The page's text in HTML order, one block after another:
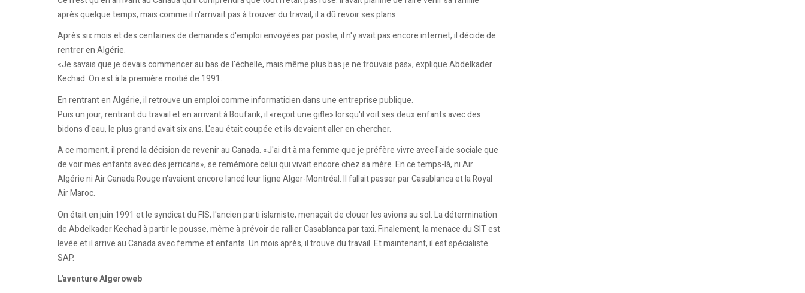
après quelque temps, mais comme il n'arrivait pas à trouver du travail, il a dû revoir ses plans.
Après six mois et des centaines de demandes d'emploi envoyées par poste, il n'y avait pas encore internet, il décide de
rentrer en Algérie.
«Je savais que je devais commencer au bas de l'échelle, mais même plus bas je ne trouvais pas», explique Abdelkader
Kechad. On est à la première moitié de 1991.
En rentrant en Algérie, il retrouve un emploi comme informaticien dans une entreprise publique.
Puis un jour, rentrant du travail et en arrivant à Boufarik, il «reçoit une gifle» lorsqu'il voit ses deux enfants avec des
bidons d'eau, le plus grand avait six ans. L'eau était coupée et ils devaient aller en chercher.
A ce moment, il prend la décision de revenir au Canada. «J'ai dit à ma femme que je préfère vivre avec l'aide sociale que
de voir mes enfants avec des jerricans», se remémore celui qui vivait encore chez sa mère. En ce temps-là, ni Air
Algérie ni Air Canada Rouge n'avaient encore lancé leur ligne Alger-Montréal. Il fallait passer par Casablanca et la Royal
Air Maroc.
On était en juin 1991 et le syndicat du FIS, l'ancien parti islamiste, menaçait de clouer les avions au sol. La détermination
de Abdelkader Kechad à partir le pousse, même à prévoir de rallier Casablanca par taxi. Finalement, la menace du SIT est
levée et il arrive au Canada avec femme et enfants. Un mois après, il trouve du travail. Et maintenant, il est spécialiste
SAP.
L'aventure Algeroweb